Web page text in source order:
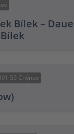
Bílek –
55 Chýnov